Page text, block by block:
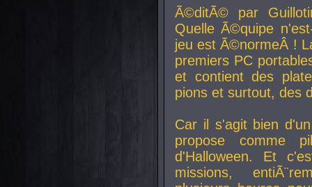
Ã©ditÃ© par
Quelle Ã©quipe
jeu est Ã©normeÂ !
premiers PC
et contient des
pions et surtout, des
Car il s'agit bien
propose comme
d'Halloween. Et
missions,